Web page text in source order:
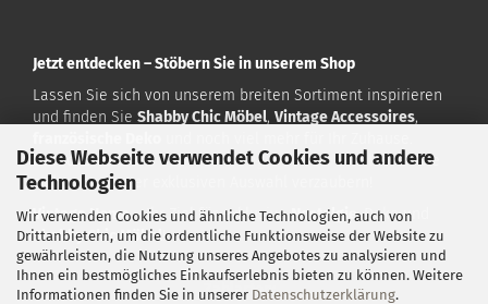
Diese Webseite verwendet Cookies und andere
Technologien
Wir verwenden Cookies und ähnliche Technologien, auch von
Drittanbietern, um die ordentliche Funktionsweise der Website zu
gewährleisten, die Nutzung unseres Angebotes zu analysieren und
Ihnen ein bestmögliches Einkaufserlebnis bieten zu können. Weitere
Informationen finden Sie in unserer Datenschutzerklärung.
Jetzt entdecken – Stöbern Sie in unserem Shop
Lassen Sie sich von unserem breiten Sortiment inspirieren
und finden Sie Shabby Chic Möbel, Vintage Accessoires,
Besuchen Sie uns aufwww.vintagehome.de und lassen Sie
sich von unserer exklusiven Auswahl verzaubern!
Vintage Home– Ihr Ziel für exklusiveNostalgie-Deko und
Shabby Chic Möbel!
Zahlarten: